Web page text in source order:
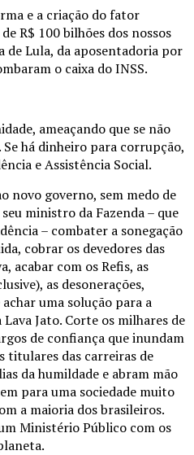
e a criação do fator
R$ 100 bilhões dos nossos
de Lula, da aposentadoria por
o caixa do INSS.
ameaçando que se não
há dinheiro para corrupção,
e Assistência Social.
novo governo, sem medo de
ministro da Fazenda – que
– combater a sonegação
cobrar os devedores das
acabar com os Refis, as
as desonerações,
uma solução para a
Jato. Corte os milhares de
de confiança que inundam
titulares das carreiras de
da humildade e abram mão
para uma sociedade muito
a maioria dos brasileiros.
Ministério Público com os